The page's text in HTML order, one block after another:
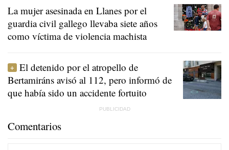
La mujer asesinada en Llanes por el
guardia civil gallego llevaba siete años
como víctima de violencia machista
El detenido por el atropello de
Bertamiráns avisó al 112, pero informó de
que había sido un accidente fortuito
Comentarios